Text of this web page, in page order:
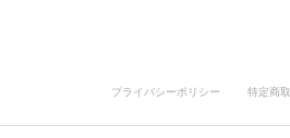
プライバシーポリシー 特定商